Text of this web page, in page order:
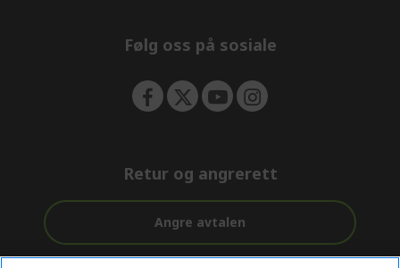
Følg oss på sosiale
Retur og angrerett
Angre avtalen